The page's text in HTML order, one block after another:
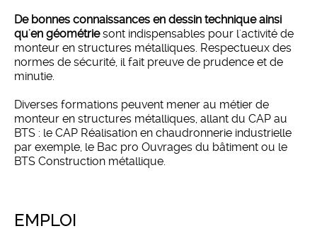
De bonnes connaissances en dessin technique ainsi
qu'en géométriesont indispensables pour l'activité de
monteur en structures métalliques. Respectueux des
normes de sécurité, il fait preuve de prudence et de
minutie.
Diverses formations peuvent mener au métier de
monteur en structures métalliques, allant du CAP au
BTS : le CAP Réalisation en chaudronnerie industrielle
par exemple, le Bac pro Ouvrages du bâtiment ou le
BTS Construction métallique.
EMPLOI